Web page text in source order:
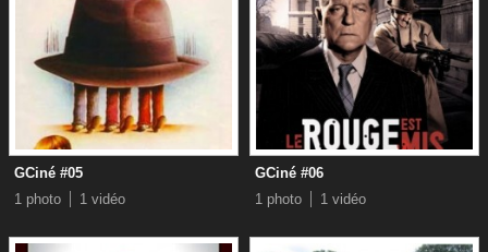
GCiné #05
1 photo
1 vidéo
GCiné #06
1 photo
1 vidéo